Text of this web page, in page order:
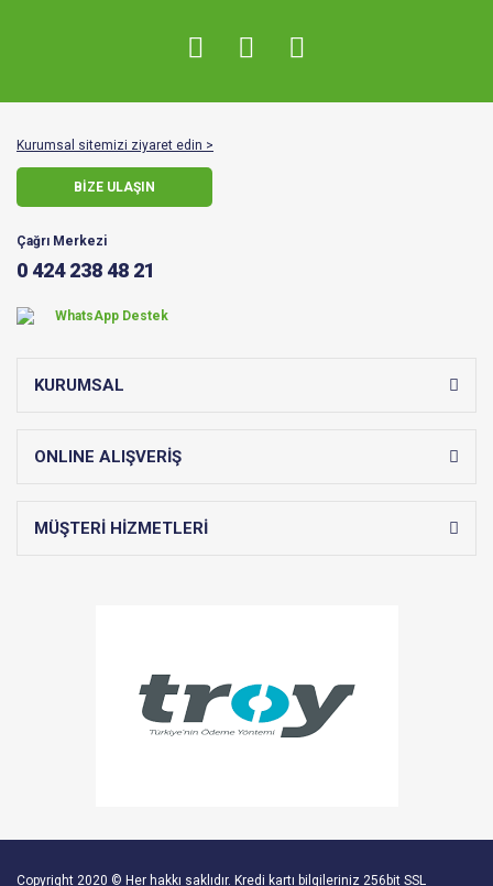
Kurumsal sitemizi ziyaret edin >
BİZE ULAŞIN
Çağrı Merkezi
0 424 238 48 21
WhatsApp Destek
KURUMSAL
ONLINE ALIŞVERİŞ
MÜŞTERİ HİZMETLERİ
Copyright 2020 © Her hakkı saklıdır. Kredi kartı bilgileriniz 256bit SSL